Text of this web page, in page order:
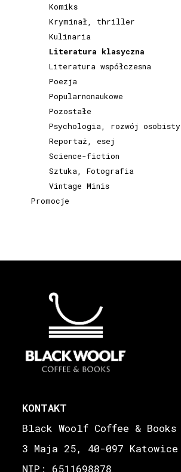
Komiks
Kryminał, thriller
Kulinaria
Literatura klasyczna
Literatura współczesna
Poezja
Popularnonaukowe
Pozostałe
Psychologia, rozwój osobisty
Reportaż, esej
Science-fiction
Sztuka, Fotografia
Vintage Minis
Promocje
KONTAKT
Black Woolf Coffee & Books
3 Maja 25, 40-097 Katowice
NIP: 6511698878